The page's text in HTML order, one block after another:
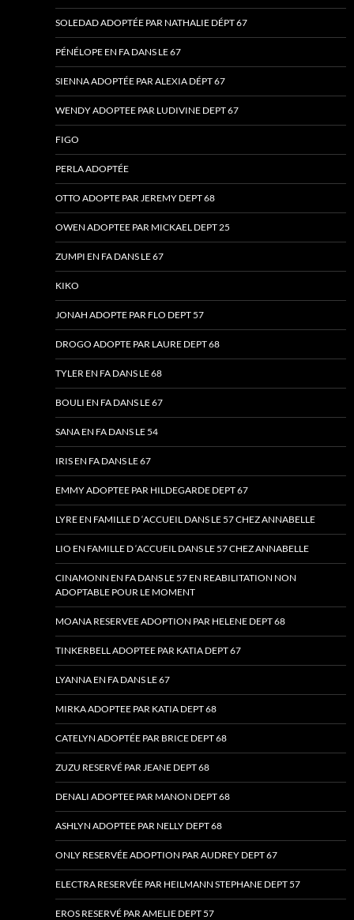
SOLEDAD ADOPTÉE PAR NATHALIE DÉPT 67
PÉNÉLOPE EN FA DANS LE 67
SIENNA ADOPTÉE PAR ALEXIA DÉPT 67
WENDY ADOPTEE PAR LUDIVINE DEPT 67
FIGO
PERLA ADOPTÉE
OTTO ADOPTE PAR JEREMY DEPT 68
OWEN ADOPTEE PAR MICKAEL DEPT 25
ZUMPI EN FA DANS LE 67
KIKO
JONAH ADOPTE PAR FLO DEPT 57
DROGO ADOPTE PAR LAURE DEPT 68
TYLER EN FA DANS LE 68
BOULI EN FA DANS LE 67
SANA EN FA DANS LE 54
IRIS EN FA DANS LE 67
EMMY ADOPTEE PAR HILDEGARDE DEPT 67
LYRE EN FAMILLE D ‘ACCUEIL DANS LE 57 CHEZ ANNABELLE
LIO EN FAMILLE D ‘ACCUEIL DANS LE 57 CHEZ ANNABELLE
CINAMONN EN FA DANS LE 57 EN REABILITATION NON
ADOPTABLE POUR LE MOMENT
MOANA RESERVEE ADOPTION PAR HELENE DEPT 68
TINKERBELL ADOPTEE PAR KATIA DEPT 67
LYANNA EN FA DANS LE 67
MIRKA ADOPTEE PAR KATIA DEPT 68
CATELYN ADOPTÉE PAR BRICE DEPT 68
ZUZU RESERVÉ PAR JEANE DEPT 68
DENALI ADOPTEE PAR MANON DEPT 68
ASHLYN ADOPTEE PAR NELLY DEPT 68
ONLY RESERVÉE ADOPTION PAR AUDREY DEPT 67
ELECTRA RESERVÉE PAR HEILMANN STEPHANE DEPT 57
EROS RESERVÉ PAR AMELIE DEPT 57